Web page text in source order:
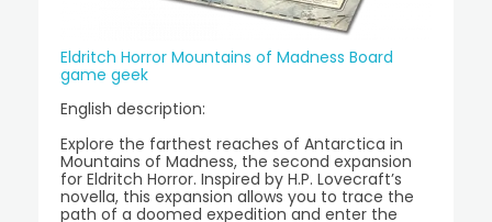
Eldritch Horror Mountains of Madness Board
game geek
English description:
Explore the farthest reaches of Antarctica in
Mountains of Madness, the second expansion
for Eldritch Horror. Inspired by H.P. Lovecraft’s
novella, this expansion allows you to trace the
path of a doomed expedition and enter the